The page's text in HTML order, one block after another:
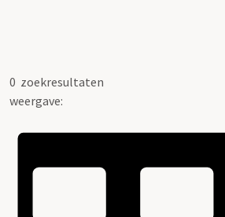
0 zoekresultaten
weergave: